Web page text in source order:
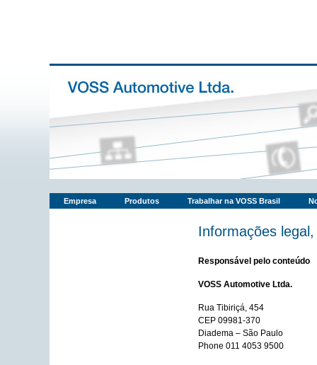
Empresa Produtos Trabalhar na VOSS Brasil
Informações
Responsável pelo conteúdo
VOSS Automotive Ltda.
Rua Tibiriçá, 454
CEP 09981-370
Diadema – São Paulo
Phone 011 4053 9500